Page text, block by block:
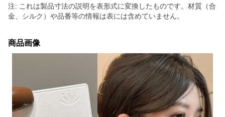
注: これは製品寸法の説明を表形式に変換したものです。材質（合
金、シルク）や品番等の情報は表には含めていません。
商品画像